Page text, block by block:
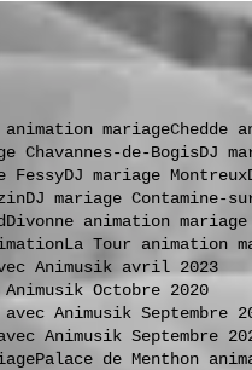
mariageChedde
Chavannes-de-BogisDJ
FessyDJ mariage Montreux
DJ mariage Contamine-
Divonne animation mariage
La Tour animation
Animusik avril 2023
Octobre 2020
Animusik Septembre
Animusik Septembre
Palace de Menthon